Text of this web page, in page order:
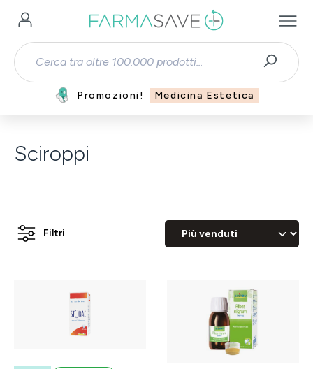
Passa al contenuto principale
Promozioni! Medicina Estetica
Sciroppi
Filtri